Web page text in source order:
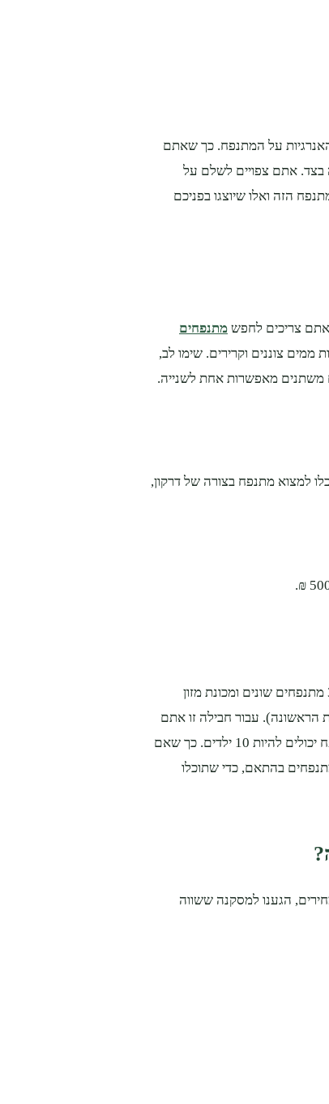
על המתנפח. כך שאתם
בצד. אתם צפויים לשלם על
לנו שהמתנפח הזה ואלו שיוצגו בפניכם
אתם צריכים לחפש מתנפחים
ממים צוננים וקרירים. שימו לב,
משתנים מאפשרות אחת לשנייה.
אתם צפויים לשלם סביב ה- 400 ₪. תוכלו למצוא מתנפח בצורה של דרקון,
נחזור לרגע לאפשרות של רכישת חבילה. כאן תוכלו לקבל 3 מתנפחים שונים ומכונת מזון
הראשונה). עבור חבילה זו אתם
צפויים לשלם בסביבות ה-700 ₪. ראוי לציין כי על כל מתנפח יכולים להיות 10 ילדים. כך שאם
מתנפחים בהתאם, כדי שתוכלו
הגענו למסקנה ששווה